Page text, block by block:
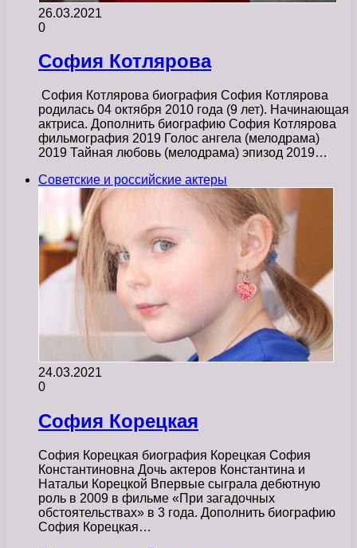
26.03.2021
0
София Котлярова
София Котлярова биография София Котлярова
родилась 04 октября 2010 года (9 лет). Начинающая
актриса. Дополнить биографию София Котлярова
фильмография 2019 Голос ангела (мелодрама)
2019 Тайная любовь (мелодрама) эпизод 2019…
Советские и российские актеры
24.03.2021
0
София Корецкая
София Корецкая биография Корецкая София
Константиновна Дочь актеров Константина и
Натальи Корецкой Впервые сыграла дебютную
роль в 2009 в фильме «При загадочных
обстоятельствах» в 3 года. Дополнить биографию
София Корецкая…